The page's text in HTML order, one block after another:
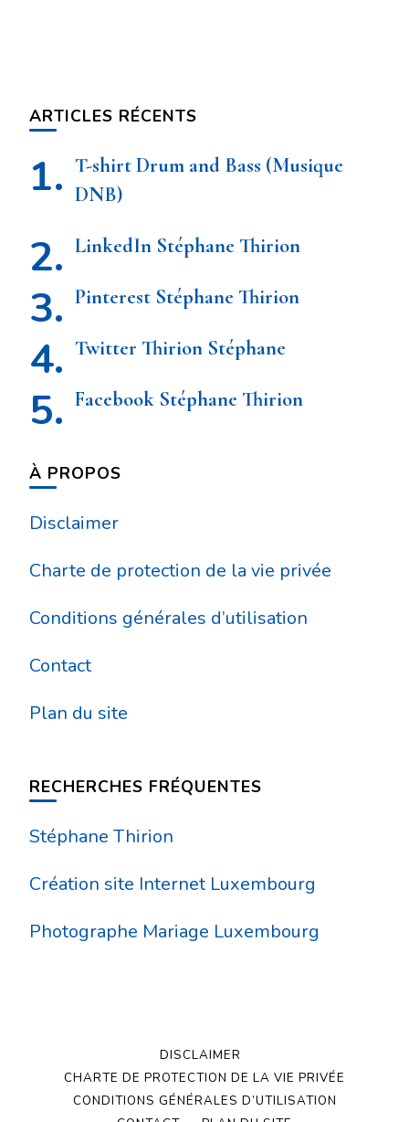
ARTICLES RÉCENTS
T-shirt Drum and Bass (Musique
DNB)
LinkedIn Stéphane Thirion
Pinterest Stéphane Thirion
Twitter Thirion Stéphane
Facebook Stéphane Thirion
À PROPOS
Disclaimer
Charte de protection de la vie privée
Conditions générales d’utilisation
Contact
Plan du site
RECHERCHES FRÉQUENTES
Stéphane Thirion
Création site Internet Luxembourg
Photographe Mariage Luxembourg
DISCLAIMER
CHARTE DE PROTECTION DE LA VIE PRIVÉE
CONDITIONS GÉNÉRALES D’UTILISATION